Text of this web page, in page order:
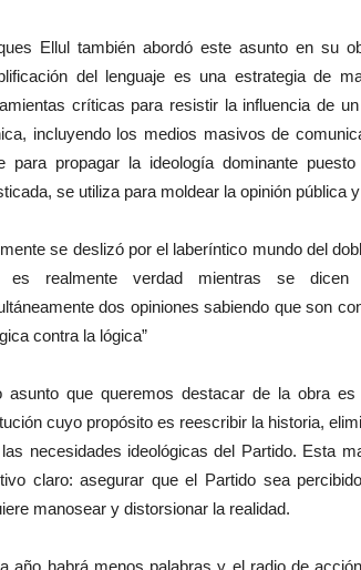
Ellul también abordó este asunto en su
del lenguaje es una estrategia de
críticas para resistir la influencia de
incluyendo los medios masivos de
para propagar la ideología dominante
se utiliza para moldear la opinión pública
se deslizó por el laberíntico mundo del
es realmente verdad mientras se dicen
dos opiniones sabiendo que son
contra la lógica”
asunto que queremos destacar de la obra
cuyo propósito es reescribir la historia,
necesidades ideológicas del Partido. Esta
claro: asegurar que el Partido sea
manosear y distorsionar la realidad.
año habrá menos palabras y el radio de